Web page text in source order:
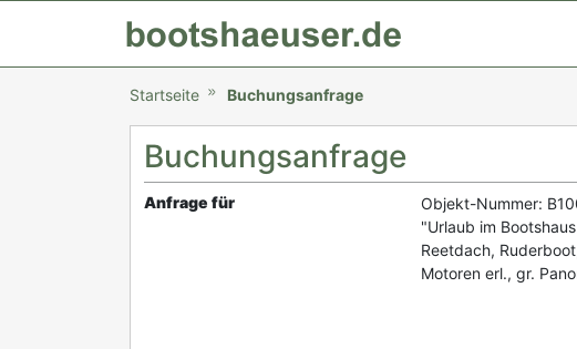
Startseite Buchungsanfrage
Buchungsanfrage
Anfrage für
Objekt-Nummer:
"Urlaub im
Reetdach,
Motoren erl., gr.